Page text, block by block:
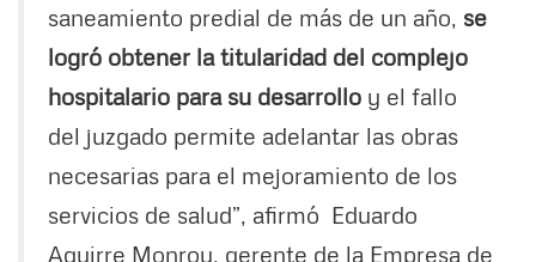
saneamiento predial de más de un año, se
logró obtener la titularidad del complejo
hospitalario para su desarrollo y el fallo
del juzgado permite adelantar las obras
necesarias para el mejoramiento de los
servicios de salud”, afirmó Eduardo
Aguirre Monroy, gerente de la Empresa de